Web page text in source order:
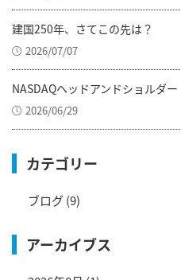
建国250年、さてこの先は？
2026/07/07
NASDAQヘッドアンドショルダー
2026/06/29
カテゴリー
ブログ(9)
アーカイブス